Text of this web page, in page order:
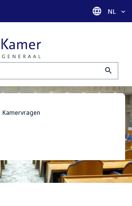
Taal
NL
Kamervragen